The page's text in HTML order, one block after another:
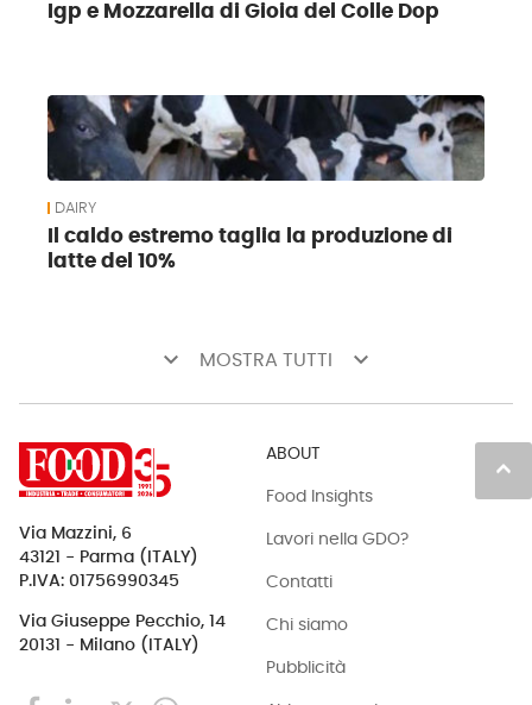
Igp e Mozzarella di Gioia del Colle Dop
DAIRY
Il caldo estremo taglia la produzione di
latte del 10%
keyboard_arrow_down MOSTRA TUTTI keyboard_arrow_down
keyboard_arrow_up
Via Mazzini, 6
43121 - Parma (ITALY)
P.IVA: 01756990345
Via Giuseppe Pecchio, 14
20131 - Milano (ITALY)
ABOUT
Food Insights
Lavori nella GDO?
Contatti
Chi siamo
Pubblicità